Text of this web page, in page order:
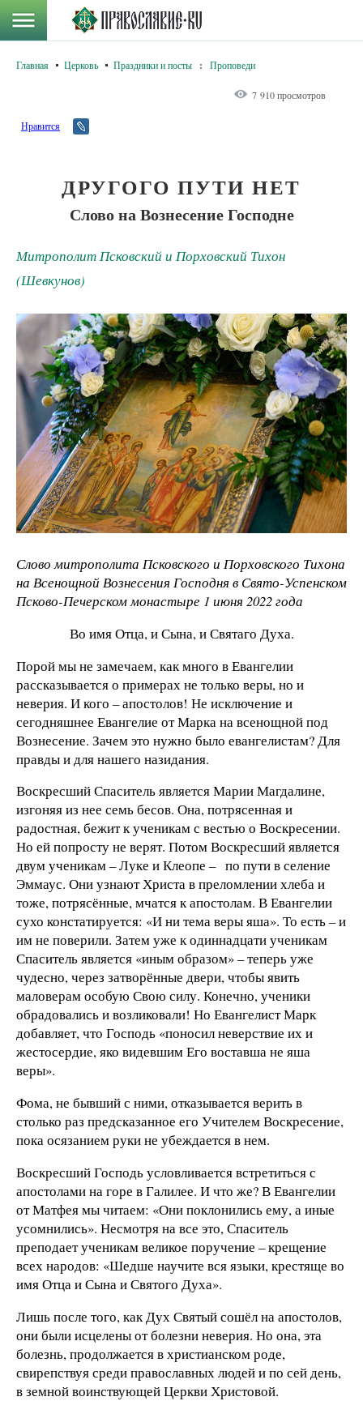
Главная Церковь Праздники и посты : Проповеди
7 910 просмотров
Нравится
ДРУГОГО ПУТИ НЕТ
Слово на Вознесение Господне
Митрополит Псковский и Порховский Тихон
(Шевкунов)
Слово митрополита Псковского и Порховского Тихона
на Всенощной Вознесения Господня в Свято-Успенском
Псково-Печерском монастыре 1 июня 2022 года
Во имя Отца, и Сына, и Святаго Духа.
Порой мы не замечаем, как много в Евангелии
рассказывается о примерах не только веры, но и
неверия. И кого – апостолов! Не исключение и
сегодняшнее Евангелие от Марка на всенощной под
Вознесение. Зачем это нужно было евангелистам? Для
правды и для нашего назидания.
Воскресший Спаситель является Марии Магдалине,
изгоняя из нее семь бесов. Она, потрясенная и
радостная, бежит к ученикам с вестью о Воскресении.
Но ей попросту не верят. Потом Воскресший является
двум ученикам – Луке и Клеопе – по пути в селение
Эммаус. Они узнают Христа в преломлении хлеба и
тоже, потрясённые, мчатся к апостолам. В Евангелии
сухо констатируется: «И ни тема веры яша». То есть – и
им не поверили. Затем уже к одиннадцати ученикам
Спаситель является «иным образом» – теперь уже
чудесно, через затворённые двери, чтобы явить
маловерам особую Свою силу. Конечно, ученики
обрадовались и возликовали! Но Евангелист Марк
добавляет, что Господь «поносил неверствие их и
жестосердие, яко видевшим Его воставша не яша
веры».
Фома, не бывший с ними, отказывается верить в
столько раз предсказанное его Учителем Воскресение,
пока осязанием руки не убеждается в нем.
Воскресший Господь условливается встретиться с
апостолами на горе в Галилее. И что же? В Евангелии
от Матфея мы читаем: «Они поклонились ему, а иные
усомнились». Несмотря на все это, Спаситель
преподает ученикам великое поручение – крещение
всех народов: «Шедше научите вся языки, крестяще во
имя Отца и Сына и Святого Духа».
Лишь после того, как Дух Святый сошёл на апостолов,
они были исцелены от болезни неверия. Но она, эта
болезнь, продолжается в христианском роде,
свирепствуя среди православных людей и по сей день,
в земной воинствующей Церкви Христовой.